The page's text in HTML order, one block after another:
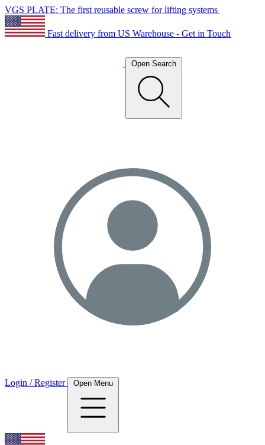
VGS PLATE: The first reusable screw for lifting systems
Fast delivery from US Warehouse - Get in Touch
Open Search
Login / Register Open Menu